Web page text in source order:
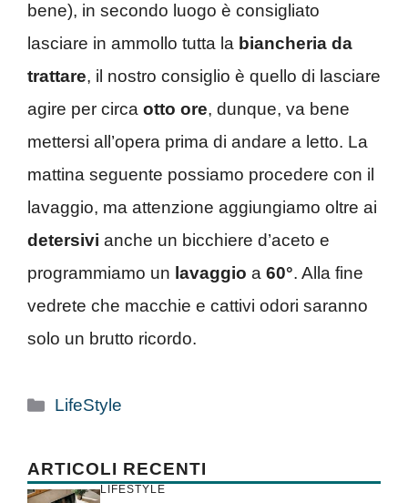
bene), in secondo luogo è consigliato
lasciare in ammollo tutta la biancheria da
trattare, il nostro consiglio è quello di lasciare
agire per circa otto ore, dunque, va bene
mettersi all’opera prima di andare a letto. La
mattina seguente possiamo procedere con il
lavaggio, ma attenzione aggiungiamo oltre ai
detersivi anche un bicchiere d’aceto e
programmiamo un lavaggio a 60°. Alla fine
vedrete che macchie e cattivi odori saranno
solo un brutto ricordo.
Categorie
LifeStyle
ARTICOLI RECENTI
LIFESTYLE